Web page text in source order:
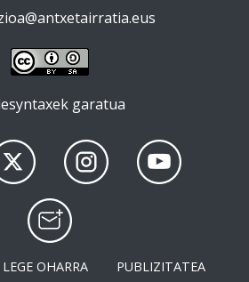
garatua
LEGE OHARRA
PUBLIZITATEA